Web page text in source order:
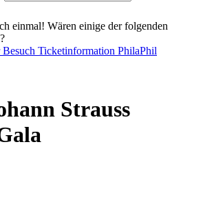
einmal! Wären einige der folgenden
Besuch Ticketinformation PhilaPhil
Strauss